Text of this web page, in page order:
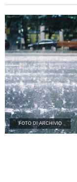
FOTO DI ARCHIVIO